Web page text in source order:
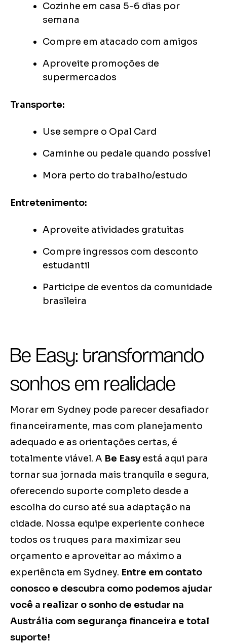
Cozinhe em casa 5-6 dias por
semana
Compre em atacado com amigos
Aproveite promoções de
supermercados
Transporte:
Use sempre o Opal Card
Caminhe ou pedale quando possível
Mora perto do trabalho/estudo
Entretenimento:
Aproveite atividades gratuitas
Compre ingressos com desconto
estudantil
Participe de eventos da comunidade
brasileira
Be Easy: transformando
sonhos em realidade
Morar em Sydney pode parecer desafiador
financeiramente, mas com planejamento
adequado e as orientações certas, é
totalmente viável. A Be Easy está aqui para
tornar sua jornada mais tranquila e segura,
oferecendo suporte completo desde a
escolha do curso até sua adaptação na
cidade. Nossa equipe experiente conhece
todos os truques para maximizar seu
orçamento e aproveitar ao máximo a
experiência em Sydney. Entre em contato
conosco e descubra como podemos ajudar
você a realizar o sonho de estudar na
Austrália com segurança financeira e total
suporte!